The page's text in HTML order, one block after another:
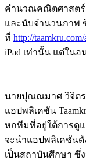
คำนวณคณิตศาสตร์
และนับจำนวนภาพ
ที่ http://taamkru.com/
iPad เท่านั้น แต่ใน
นายปุณณมาศ วิจิตร
แอปพลิเคชัน
หกทีมที่อยู่ใต้การดูแ
จะนำแอปพลิเคชันดั
เป็นสถาบันศึกษา ซึ่